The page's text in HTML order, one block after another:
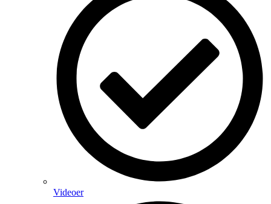
Videoer